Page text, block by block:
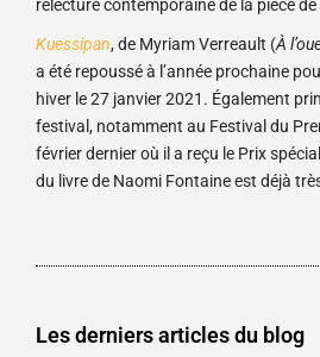
relecture contemporaine de la pièce de
Kuessipan, de Myriam Verreault (À
a été repoussé à l’année prochaine
hiver le 27 janvier 2021. Également
festival, notamment au Festival du
février dernier où il a reçu le Prix
du livre de Naomi Fontaine est déjà
Les derniers articles du blog